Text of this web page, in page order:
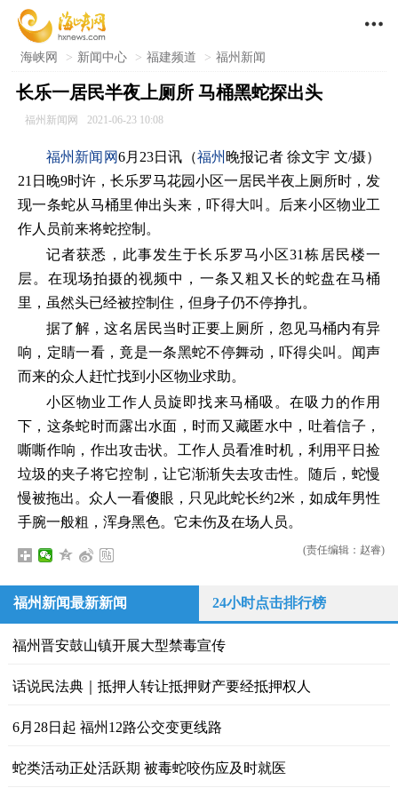

海峡网 > 新闻中心 > 福建频道 > 福州新闻
长乐一居民半夜上厕所 马桶黑蛇探出头
福州新闻网 2021-06-23 10:08
福州新闻网6月23日讯（福州 晚报记者 徐文宇 文/摄）
21日晚9时许，长乐罗马花园小区一居民半夜上厕所时，发
现一条蛇从马桶里伸出头来，吓得大叫。后来小区物业工
作人员前来将蛇控制。
记者获悉，此事发生于长乐罗马小区31栋居民楼一
层。在现场拍摄的视频中，一条又粗又长的蛇盘在马桶
里，虽然头已经被控制住，但身子仍不停挣扎。
据了解，这名居民当时正要上厕所，忽见马桶内有异
响，定睛一看，竟是一条黑蛇不停舞动，吓得尖叫。闻声
而来的众人赶忙找到小区物业求助。
小区物业工作人员旋即找来马桶吸。在吸力的作用
下，这条蛇时而露出水面，时而又藏匿水中，吐着信子，
嘶嘶作响，作出攻击状。工作人员看准时机，利用平日捡
垃圾的夹子将它控制，让它渐渐失去攻击性。随后，蛇慢
慢被拖出。众人一看傻眼，只见此蛇长约2米，如成年男性
手腕一般粗，浑身黑色。它未伤及在场人员。
(责任编辑：赵睿)
福州新闻最新新闻 24小时点击排行榜
福州晋安鼓山镇开展大型禁毒宣传
话说民法典｜抵押人转让抵押财产要经抵押权人
6月28日起 福州12路公交变更线路
蛇类活动正处活跃期 被毒蛇咬伤应及时就医